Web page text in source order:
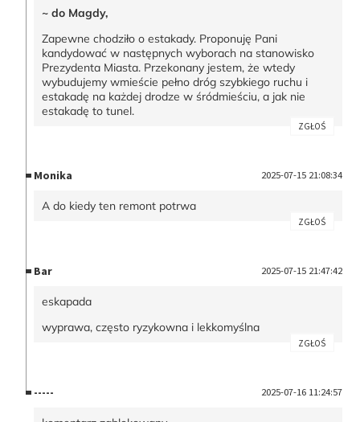
~ do Magdy,
Zapewne chodziło o estakady. Proponuję Pani
kandydować w następnych wyborach na stanowisko
Prezydenta Miasta. Przekonany jestem, że wtedy
wybudujemy wmieście pełno dróg szybkiego ruchu i
estakadę na każdej drodze w śródmieściu, a jak nie
estakadę to tunel.
ZGŁOŚ
Monika 2025-07-15 21:08:34
A do kiedy ten remont potrwa
ZGŁOŚ
Bar 2025-07-15 21:47:42
eskapada
wyprawa, często ryzykowna i lekkomyślna
ZGŁOŚ
----- 2025-07-16 11:24:57